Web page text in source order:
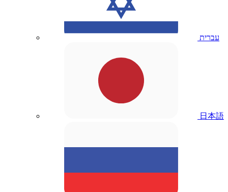
עברית
日本語